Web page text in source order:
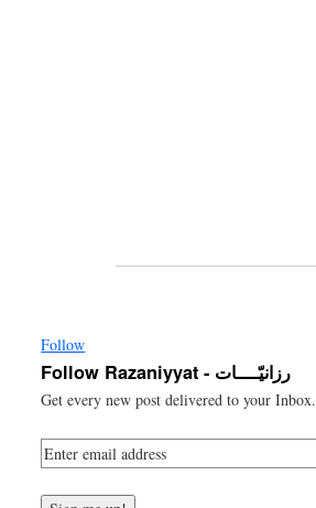
Follow
Follow Razaniyyat - رزانيّــــات
Get every new post delivered to your Inbox.